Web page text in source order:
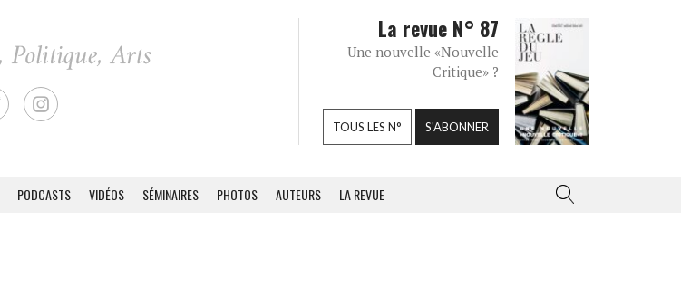
La revue N° 87
Une nouvelle «Nouvelle
Critique» ?
TOUS LES N° S'ABONNER
PODCASTS VIDÉOS SÉMINAIRES PHOTOS AUTEURS LA REVUE